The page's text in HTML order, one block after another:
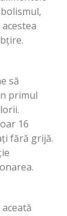
să
primul
16
fără grijă.